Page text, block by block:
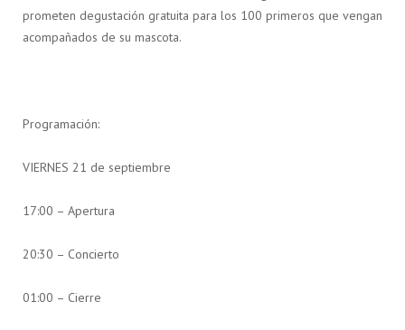
prometen degustación gratuita para los 100 primeros que vengan
acompañados de su mascota.
Programación:
VIERNES 21 de septiembre
17:00 – Apertura
20:30 – Concierto
01:00 – Cierre